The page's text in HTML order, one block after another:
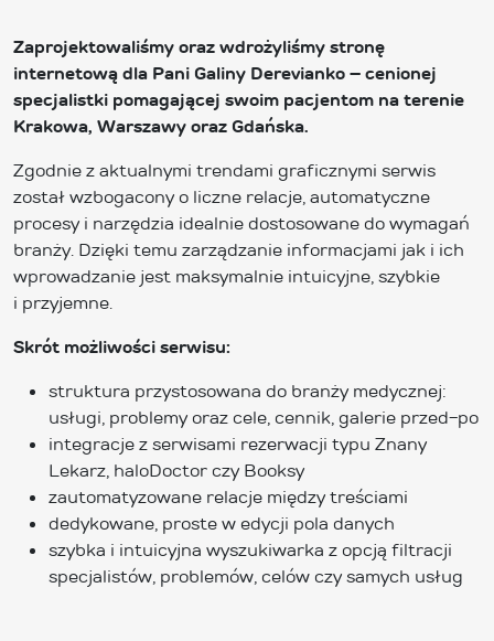
Zaprojektowaliśmy oraz wdrożyliśmy stronę
internetową dla Pani Galiny Derevianko – cenionej
specjalistki pomagającej swoim pacjentom na terenie
Krakowa, Warszawy oraz Gdańska.
Zgodnie z aktualnymi trendami graficznymi serwis
został wzbogacony o liczne relacje, automatyczne
procesy i narzędzia idealnie dostosowane do wymagań
branży. Dzięki temu zarządzanie informacjami jak i ich
wprowadzanie jest maksymalnie intuicyjne, szybkie
i przyjemne.
Skrót możliwości serwisu:
struktura przystosowana do branży medycznej:
usługi, problemy oraz cele, cennik, galerie przed-po
integracje z serwisami rezerwacji typu Znany
Lekarz, haloDoctor czy Booksy
zautomatyzowane relacje między treściami
dedykowane, proste w edycji pola danych
szybka i intuicyjna wyszukiwarka z opcją filtracji
specjalistów, problemów, celów czy samych usług